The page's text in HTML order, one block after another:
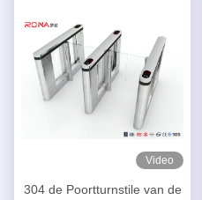
Video
304 de Poortturnstile van de